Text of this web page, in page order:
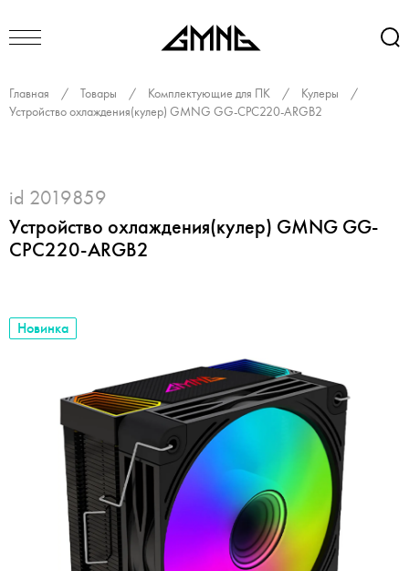
Главная / Товары / Комплектующие для ПК / Кулеры
/
Устройство охлаждения(кулер) GMNG GG-CPC220-ARGB2
id 2019859
Устройство охлаждения(кулер) GMNG GG-
CPC220-ARGB2
Новинка